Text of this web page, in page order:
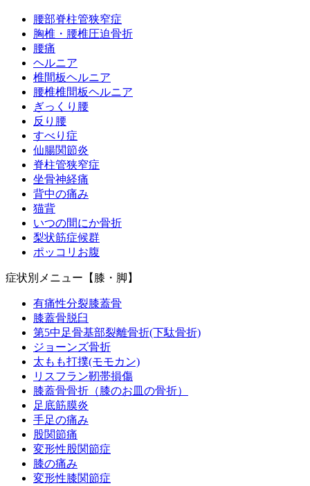
腰部脊柱管狭窄症
胸椎・腰椎圧迫骨折
腰痛
ヘルニア
椎間板ヘルニア
腰椎椎間板ヘルニア
ぎっくり腰
反り腰
すべり症
仙腸関節炎
脊柱管狭窄症
坐骨神経痛
背中の痛み
猫背
いつの間にか骨折
梨状筋症候群
ポッコリお腹
症状別メニュー【膝・脚】
有痛性分裂膝蓋骨
膝蓋骨脱臼
第5中足骨基部裂離骨折(下駄骨折)
ジョーンズ骨折
太もも打撲(モモカン)
リスフラン靭帯損傷
膝蓋骨骨折（膝のお皿の骨折）
足底筋膜炎
手足の痛み
股関節痛
変形性股関節症
膝の痛み
変形性膝関節症